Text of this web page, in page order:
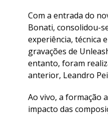
​Com a entrada do
Bonati, consolidou-
experiência, técnica
gravações de
entanto, foram
anterior, Leandro
​Ao vivo, a formação
impacto das